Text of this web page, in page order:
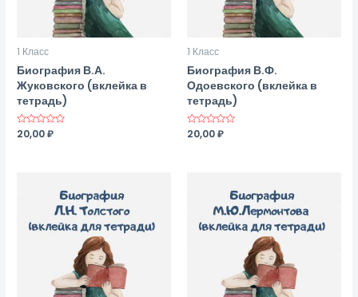
1 Класс
Биография В.А.
Жуковского (вклейка в
тетрадь)
Оценка
0
20,00₽
1 Класс
Биография В.Ф.
Одоевского (вклейка в
тетрадь)
Оценка
0
20,00₽